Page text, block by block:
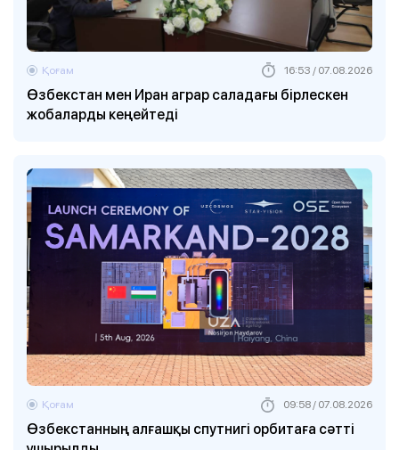
Өзбекстан мен Иран аграр саладағы бірлескен
жобаларды кеңейтеді
Қоғам 16:53 / 07.08.2026
Өзбекстанның алғашқы спутнигі орбитаға сәтті
Қоғам 09:58 / 07.08.2026